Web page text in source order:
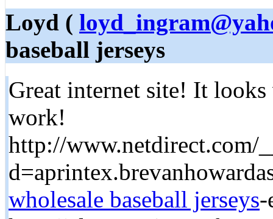
Loyd (
baseball jerseys
Great internet site! It
work!
http://www.netdirect.com/
wholesale baseball jerseys-